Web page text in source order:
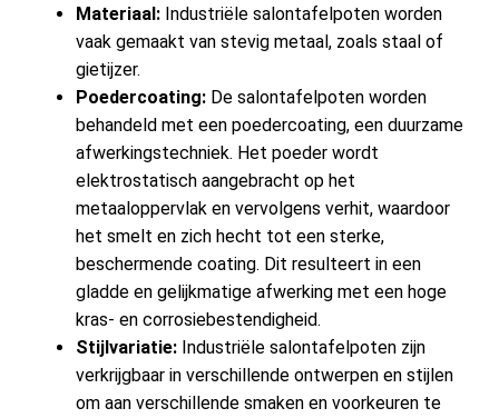
Materiaal: Industriële salontafelpoten worden
vaak gemaakt van stevig metaal, zoals staal of
gietijzer.
Poedercoating: De salontafelpoten worden
behandeld met een poedercoating, een duurzame
afwerkingstechniek. Het poeder wordt
elektrostatisch aangebracht op het
metaaloppervlak en vervolgens verhit, waardoor
het smelt en zich hecht tot een sterke,
beschermende coating. Dit resulteert in een
gladde en gelijkmatige afwerking met een hoge
kras- en corrosiebestendigheid.
Stijlvariatie: Industriële salontafelpoten zijn
verkrijgbaar in verschillende ontwerpen en stijlen
om aan verschillende smaken en voorkeuren te